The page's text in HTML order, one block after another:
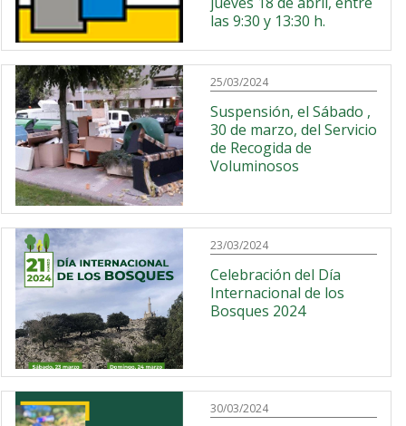
las 9:30 y 13:30 h.
25/03/2024
Suspensión, el Sábado ,
30 de marzo, del Servicio
de Recogida de
Voluminosos
23/03/2024
Celebración del Día
Internacional de los
Bosques 2024
30/03/2024